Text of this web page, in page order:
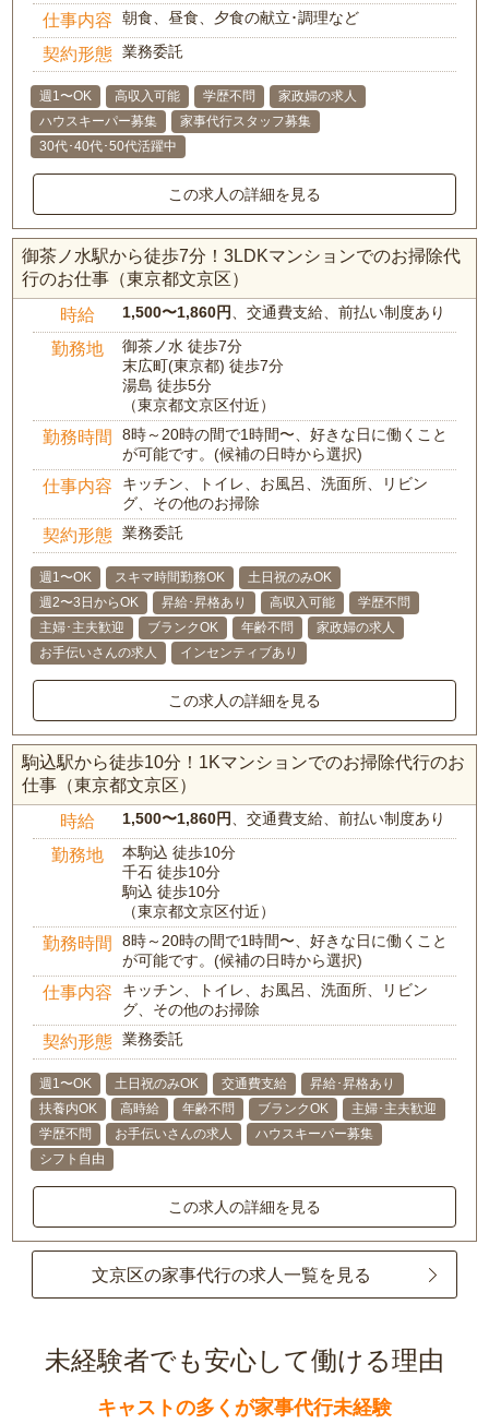
仕事内容 朝食、昼食、夕食の献立･調理など
契約形態 業務委託
週1〜OK 高収入可能 学歴不問
家政婦の求人
ハウスキーパー募集
家事代行スタッフ募集
30代･40代･50代活躍中
この求人の詳細を見る
御茶ノ水駅から徒歩7分！3LDKマンションでのお掃除代
行のお仕事（東京都文京区）
時給 1,500〜1,860円 、交通費支給、前払い制度あり
勤務地
御茶ノ水 徒歩7分
末広町(東京都) 徒歩7分
湯島 徒歩5分
（東京都文京区付近）
勤務時間
8時～20時の間で1時間〜、好きな日に働くこと
が可能です。(候補の日時から選択)
仕事内容
キッチン、トイレ、お風呂、洗面所、リビン
グ、その他のお掃除
契約形態 業務委託
週1〜OK スキマ時間勤務OK
土日祝のみOK
週2〜3日からOK
昇給･昇格あり 高収入可能
学歴不問
主婦･主夫歓迎
ブランクOK 年齢不問
家政婦の求人
お手伝いさんの求人
インセンティブあり
この求人の詳細を見る
駒込駅から徒歩10分！1Kマンションでのお掃除代行のお
仕事（東京都文京区）
時給 1,500〜1,860円 、交通費支給、前払い制度あり
勤務地
本駒込 徒歩10分
千石 徒歩10分
駒込 徒歩10分
（東京都文京区付近）
勤務時間
8時～20時の間で1時間〜、好きな日に働くこと
が可能です。(候補の日時から選択)
仕事内容
キッチン、トイレ、お風呂、洗面所、リビン
グ、その他のお掃除
契約形態 業務委託
週1〜OK 土日祝のみOK 交通費支給
昇給･昇格あり
扶養内OK
高時給 年齢不問 ブランクOK
主婦･主夫歓迎
学歴不問
お手伝いさんの求人
ハウスキーパー募集
シフト自由
この求人の詳細を見る
文京区の家事代行の求人一覧を見る
未経験者でも安心して働ける理由
キャストの多くが家事代行未経験